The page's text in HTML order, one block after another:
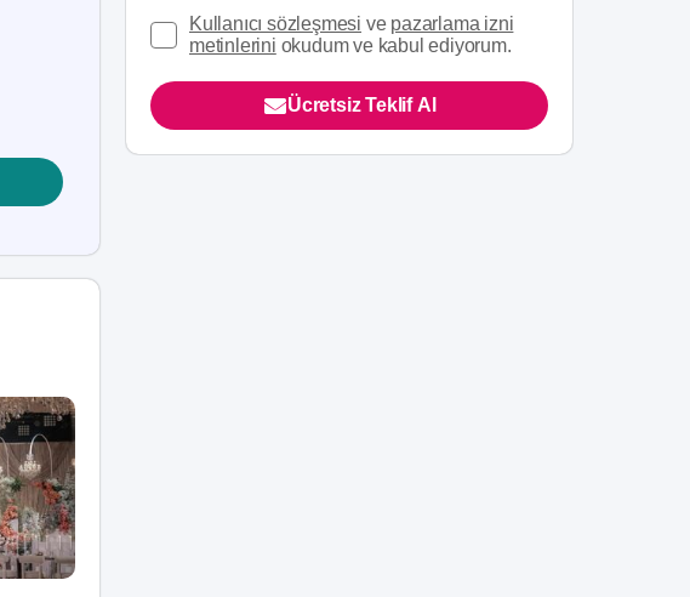
Kullanıcı sözleşmesi ve pazarlama izni
metinlerini okudum ve kabul ediyorum.
Ücretsiz Teklif Al